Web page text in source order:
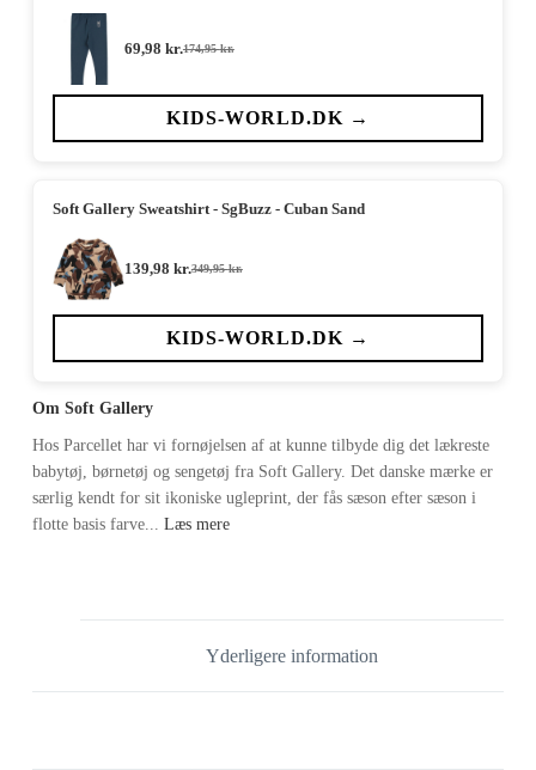
174,95kr.
Den
pris
var:
69,98 kr.Den
pris
er:
KIDS-WORLD.DK →
Soft Gallery Sweatshirt - SgBuzz - Cuban Sand
349,95kr.
Den
pris
var:
139,98 kr.Den
pris
er:
KIDS-WORLD.DK →
Om Soft Gallery
Hos Parcellet har vi fornøjelsen af at kunne tilbyde dig det lækreste
babytøj, børnetøj og sengetøj fra Soft Gallery. Det danske mærke er
særlig kendt for sit ikoniske ugleprint, der fås sæson efter sæson i
flotte basis farve... Læs mere
Yderligere information